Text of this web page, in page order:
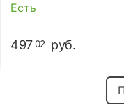
Есть
497 02 руб.